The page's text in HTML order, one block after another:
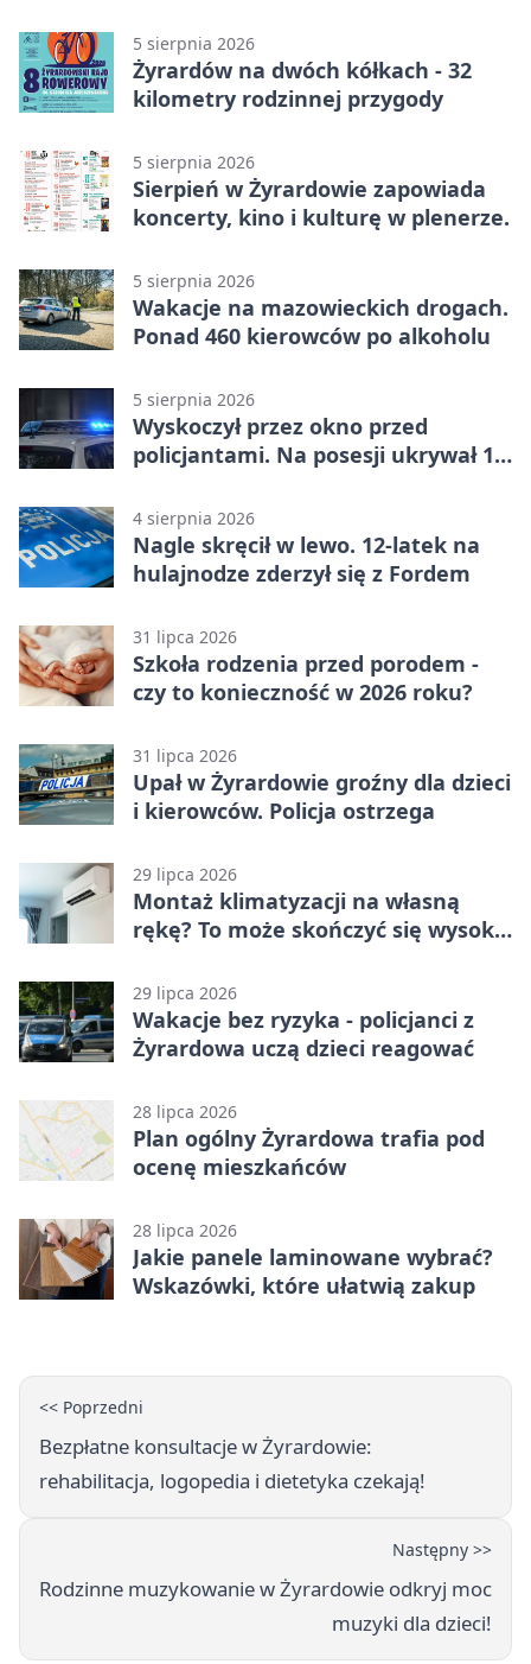
5 sierpnia 2026
Żyrardów na dwóch kółkach - 32
kilometry rodzinnej przygody
5 sierpnia 2026
Sierpień w Żyrardowie zapowiada
koncerty, kino i kulturę w plenerze.
5 sierpnia 2026
Wakacje na mazowieckich drogach.
Ponad 460 kierowców po alkoholu
5 sierpnia 2026
Wyskoczył przez okno przed
policjantami. Na posesji ukrywał 12
4 sierpnia 2026
Nagle skręcił w lewo. 12-latek na
hulajnodze zderzył się z Fordem
31 lipca 2026
Szkoła rodzenia przed porodem -
czy to konieczność w 2026 roku?
31 lipca 2026
Upał w Żyrardowie groźny dla dzieci
i kierowców. Policja ostrzega
29 lipca 2026
Montaż klimatyzacji na własną
rękę? To może skończyć się wysoką
29 lipca 2026
Wakacje bez ryzyka - policjanci z
Żyrardowa uczą dzieci reagować
28 lipca 2026
Plan ogólny Żyrardowa trafia pod
ocenę mieszkańców
28 lipca 2026
Jakie panele laminowane wybrać?
Wskazówki, które ułatwią zakup
<< Poprzedni
Bezpłatne konsultacje w Żyrardowie:
rehabilitacja, logopedia i dietetyka czekają!
Następny >>
Rodzinne muzykowanie w Żyrardowie odkryj moc
muzyki dla dzieci!